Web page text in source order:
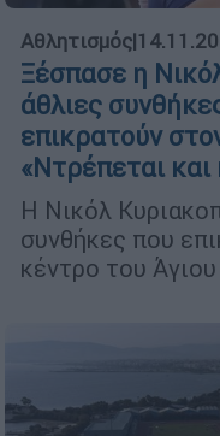
Αθλητισμός|
Ξέσπασε η
άθλιες
επικρατούν
«Ντρέπεται
Η Νικόλ
συνθήκες που
κέντρο του